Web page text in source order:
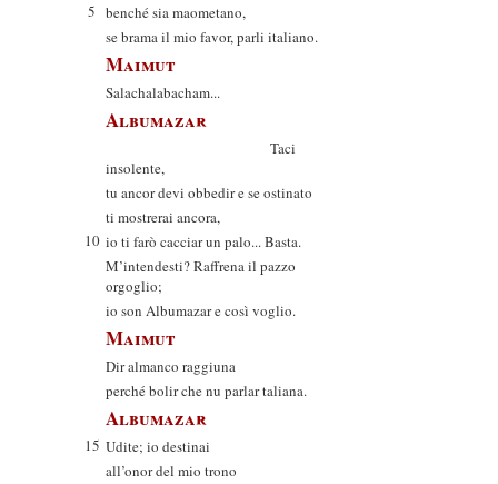
5 benché sia maometano,
se brama il mio favor, parli italiano.
Maimut
Salachalabacham...
Albumazar
Taci
insolente,
tu ancor devi obbedir e se ostinato
ti mostrerai ancora,
10 io ti farò cacciar un palo... Basta.
M’intendesti? Raffrena il pazzo
orgoglio;
io son Albumazar e così voglio.
Maimut
Dir almanco raggiuna
perché bolir che nu parlar taliana.
Albumazar
15 Udite; io destinai
all’onor del mio trono